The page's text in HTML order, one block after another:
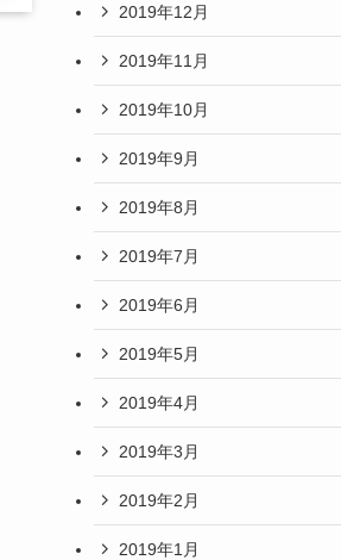
2019年12月
2019年11月
2019年10月
2019年9月
2019年8月
2019年7月
2019年6月
2019年5月
2019年4月
2019年3月
2019年2月
2019年1月